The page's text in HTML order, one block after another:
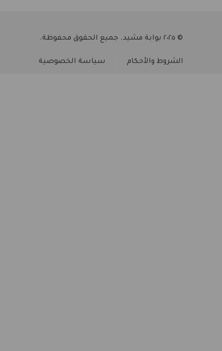
© ٢٠٢٥ بوابة مشيد. جميع الحقوق محفوظة.
الشروط والأحكام سياسة الخصوصية